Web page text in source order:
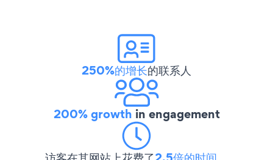
250%的增长的联系人
200% growth in engagement